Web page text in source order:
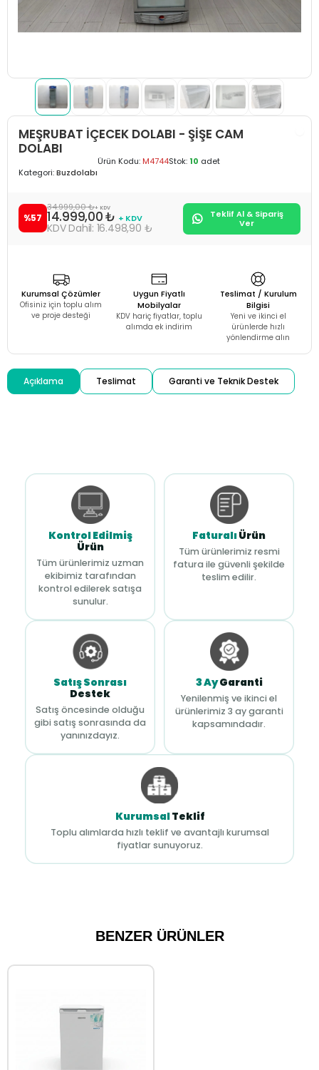
MEŞRUBAT İÇECEK DOLABI - ŞİŞE CAM
DOLABI
Kategori:Buzdolabı
Ürün Kodu: M4744Stok: 10 adet
%57
34.999,00 ₺+ KDV
14.999,00 ₺ + KDV
16.498,90 ₺
Teklif Al & Sipariş
Ver
Kurumsal Çözümler
Ofisiniz için toplu alım
ve proje desteği
Uygun Fiyatlı
Mobilyalar
KDV hariç fiyatlar, toplu
alımda ek indirim
Teslimat / Kurulum
Bilgisi
Yeni ve ikinci el
ürünlerde hızlı
yönlendirme alın
Açıklama Teslimat Garanti ve Teknik Destek
Kontrol Edilmiş
Ürün
Tüm ürünlerimiz uzman
ekibimiz tarafından
kontrol edilerek satışa
sunulur.
FaturalıÜrün
Tüm ürünlerimiz resmi
fatura ile güvenli şekilde
teslim edilir.
Satış Sonrası
Destek
Satış öncesinde olduğu
gibi satış sonrasında da
yanınızdayız.
3 AyGaranti
Yenilenmiş ve ikinci el
ürünlerimiz 3 ay garanti
kapsamındadır.
KurumsalTeklif
Toplu alımlarda hızlı teklif ve avantajlı kurumsal
fiyatlar sunuyoruz.
BENZER ÜRÜNLER